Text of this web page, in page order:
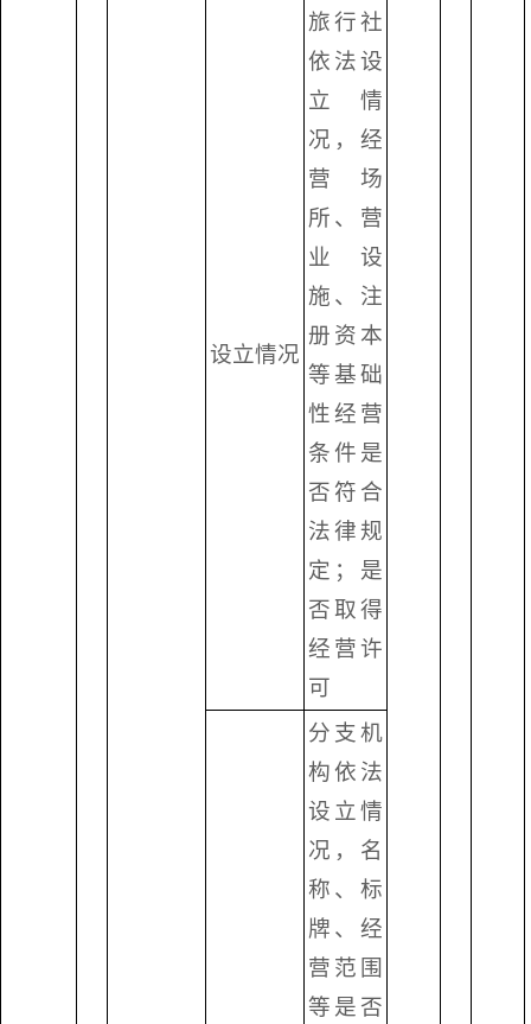
设立情况
旅行社
依法设
立情
况，经
营场
所、营
业设
施、注
册资本
等基础
性经营
条件是
否符合
法律规
定；是
否取得
经营许
可
分支机
构依法
设立情
况，名
称、标
牌、经
营范围
等是否